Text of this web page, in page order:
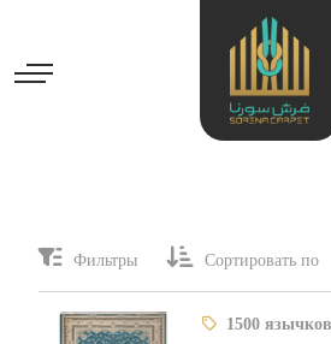
Фильтры Сортировать по
1500